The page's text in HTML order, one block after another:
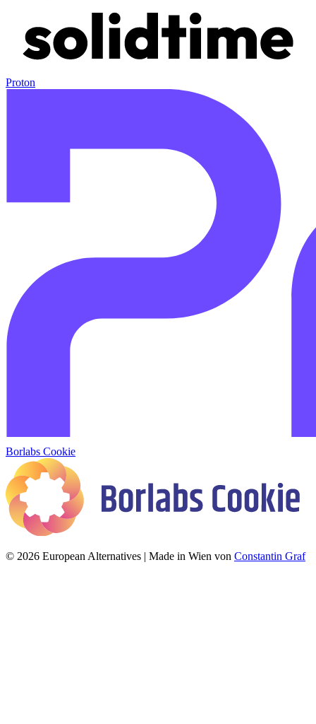
Proton
Borlabs Cookie
© 2026 European Alternatives | Made in Wien von Constantin Graf